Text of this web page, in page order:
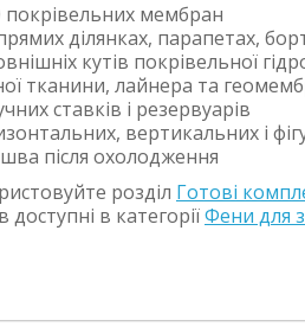
мембран
ділянках, парапетах,
кутів покрівельної
тканини, лайнера та
ставків і резервуарів
вертикальних і
після охолодження
розділ Готові
в категоріїФени для